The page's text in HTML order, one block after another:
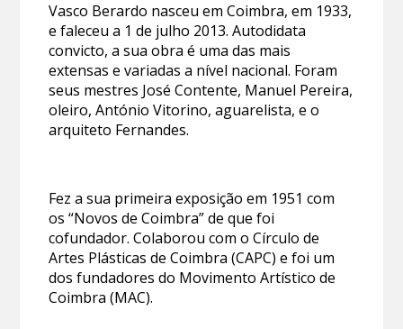
Vasco Berardo nasceu em Coimbra, em 1933,
e faleceu a 1 de julho 2013. Autodidata
convicto, a sua obra é uma das mais
extensas e variadas a nível nacional. Foram
seus mestres José Contente, Manuel Pereira,
oleiro, António Vitorino, aguarelista, e o
arquiteto Fernandes.
Fez a sua primeira exposição em 1951 com
os “Novos de Coimbra” de que foi
cofundador. Colaborou com o Círculo de
Artes Plásticas de Coimbra (CAPC) e foi um
dos fundadores do Movimento Artístico de
Coimbra (MAC).